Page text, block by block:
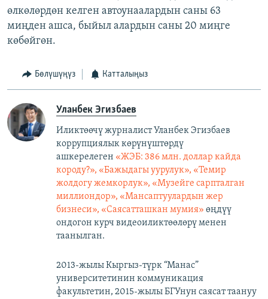
өлкөлөрдөн келген автоунаалардын саны 63
миңден ашса, быйыл алардын саны 20 миңге
көбөйгөн.
Бөлүшүңүз Катталыңыз
Уланбек Эгизбаев
Иликтөөчү журналист Уланбек Эгизбаев
коррупциялык көрүнүштөрдү
ашкерелеген «ЖЭБ: 386 млн. доллар кайда
короду?», «Бажыдагы уурулук», «Темир
жолдогу жемкорлук», «Музейге сарпталган
миллиондор», «Мансаптуулардын жер
бизнеси», «Саясатташкан мумия» өңдүү
ондогон курч видеоиликтөөлөрү менен
таанылган.
2013-жылы Кыргыз-түрк “Манас”
университетинин коммуникация
факультетин, 2015-жылы БГУнун саясат таануу